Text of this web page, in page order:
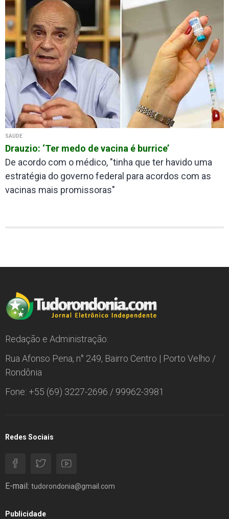
SAÚDE
Drauzio: ‘Ter medo de vacina é burrice’
De acordo com o médico, "tinha que ter havido uma
estratégia do governo federal para acordos com as
vacinas mais promissoras"
Redação e Administração:
Rua Afonso Pena, n° 249, Bairro Centro | Porto Velho /
Rondônia
Fone: +55 (69) 3227-2696 / 99962-3981
Redes Sociais
E-mail: tudorondonia@gmail.com
Publicidade